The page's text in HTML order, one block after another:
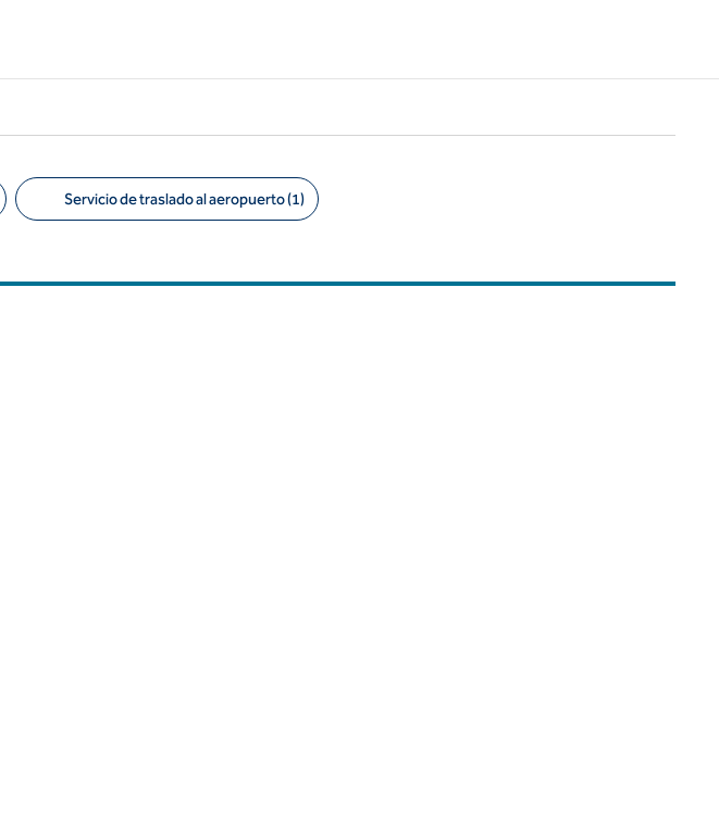
Servicio de traslado al aeropuerto (1)